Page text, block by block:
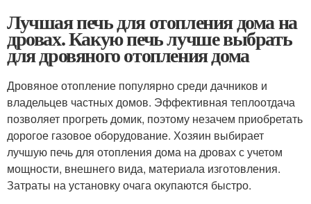
Лучшая печь для отопления дома на
дровах. Какую печь лучше выбрать
для дровяного отопления дома
Дровяное отопление популярно среди дачников и
владельцев частных домов. Эффективная теплоотдача
позволяет прогреть домик, поэтому незачем приобретать
дорогое газовое оборудование. Хозяин выбирает
лучшую печь для отопления дома на дровах с учетом
мощности, внешнего вида, материала изготовления.
Затраты на установку очага окупаются быстро.